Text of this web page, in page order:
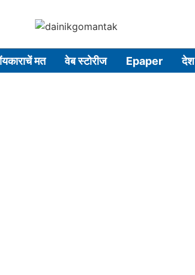
मत वेब स्टोरीज Epaper देश